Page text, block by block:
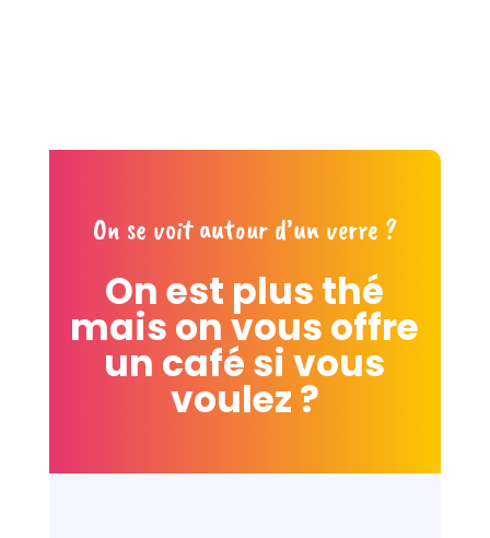
On se voit autour d’un verre ?
On est plus thé
mais on vous offre
un café si vous
voulez ?